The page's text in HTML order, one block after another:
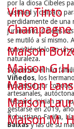
por la diosa Cibeles
castidad y celibato
perdidamente de una
juramento. Cibeles
se mutiló a sí mismo.
convirtiéndolo en un
naturaleza.
Siguiendo el hilo
Viñedos, los
inquietud por
artesanales,
Hébrard, inician un
gestarse en 2019,
Robustiano Fariña,
Baixasy las de su
Vino Tinto
Champagne
Maison
Maison
Maison
Maison
Maison M.